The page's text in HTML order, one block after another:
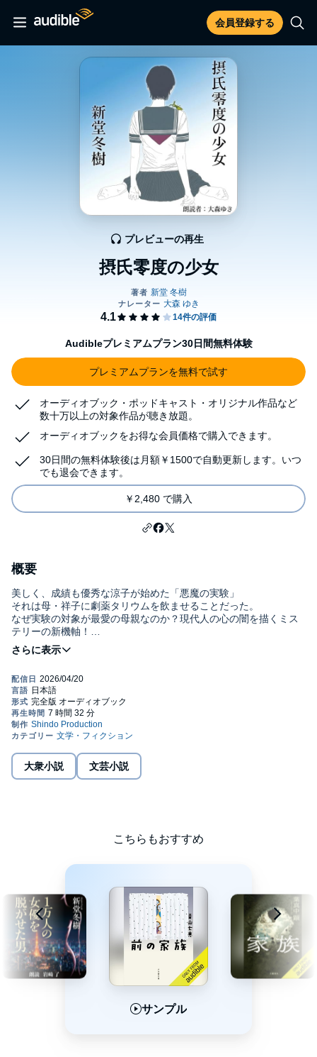
会員登録する
摂氏零度の少女
プレビューの再生
Audibleプレミアムプラン30日間無料体験
プレミアムプランを無料で試す
オーディオブック・ポッドキャスト・オリジナル作品など
数十万以上の対象作品が聴き放題。
オーディオブックをお得な会員価格で購入できます。
30日間の無料体験後は月額￥1500で自動更新します。いつ
でも退会できます。
￥2,480 で購入
概要
美しく、成績も優秀な涼子が始めた「悪魔の実験」
それは母・祥子に劇薬タリウムを飲ませることだった。
なぜ実験の対象が最愛の母親なのか？現代人の心の闇を描くミス
テリーの新機軸！
本作品は、合成音声を使用せず、ナレーター本人の肉声でお届け
します。
大衆小説 文芸小説
こちらもおすすめ
サンプル